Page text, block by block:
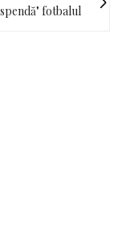
fotbalul